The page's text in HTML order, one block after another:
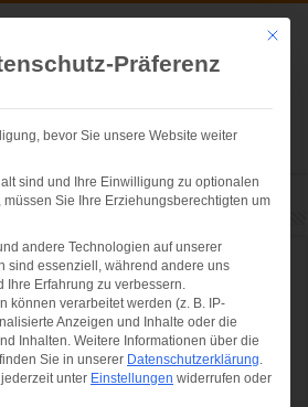
Swoboda
willkommen
Dieter Reiter zum
der
2026
Mit
Präferenz
bevor Sie unsere Website weiter
sind und Ihre Einwilligung zu optionalen
Sie Ihre Erziehungsberechtigten um
andere Technologien auf unserer
sind essenziell, während andere uns
Ihre Erfahrung zu verbessern.
können verarbeitet werden (z. B. IP-
Anzeigen und Inhalte oder die
Inhalten. Weitere Informationen über die
Sie in unserer Datenschutzerklärung.
unter Einstellungen widerrufen oder